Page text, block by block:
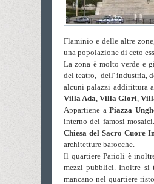
Flaminio e delle altre
una popolazione di ceto
La zona è molto verde e
del teatro, dell' industria,
alcuni palazzi addirittura
Villa Ada, Villa Glori,
Appartiene aPiazza
interno dei famosi
Chiesa del Sacro Cuore
architetture barocche.
Il quartiere Parioli è
mezzi pubblici. Inoltre si
mancano nel quartiere